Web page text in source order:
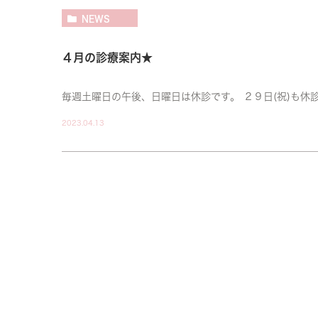
NEWS
４月の診療案内★
毎週土曜日の午後、日曜日は休診です。 ２９日(祝)も休
2023.04.13